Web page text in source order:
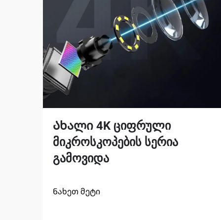
Ახალი 4K ციფრული
მიკროსკოპების სერია
გამოვიდა
Ნახეთ მეტი